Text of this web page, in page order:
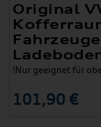
Original
!Nur geeignet für
101,90 €